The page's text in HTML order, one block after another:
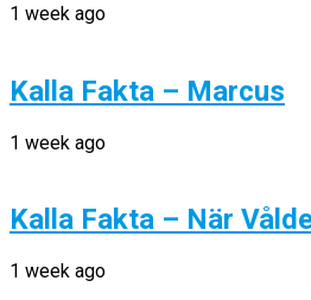
1 week ago
Kalla Fakta – Marcus
1 week ago
Kalla Fakta – När
1 week ago